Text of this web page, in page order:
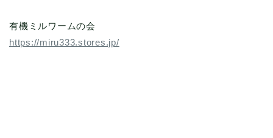
有機ミルワームの会
https://miru333.stores.jp/